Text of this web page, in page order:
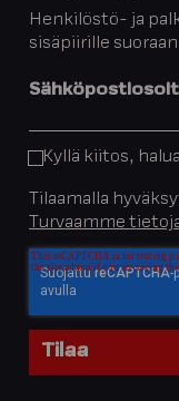
Henkilöstö- ja
sisäpiirille
Kyllä kiitos,
Tilaamalla
Turvaamme